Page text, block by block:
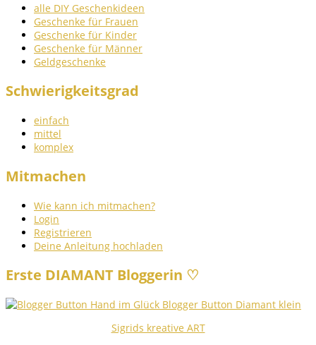
alle DIY Geschenkideen
Geschenke für Frauen
Geschenke für Kinder
Geschenke für Männer
Geldgeschenke
Schwierigkeitsgrad
einfach
mittel
komplex
Mitmachen
Wie kann ich mitmachen?
Login
Registrieren
Deine Anleitung hochladen
Erste DIAMANT Bloggerin ♡
Sigrids kreative ART